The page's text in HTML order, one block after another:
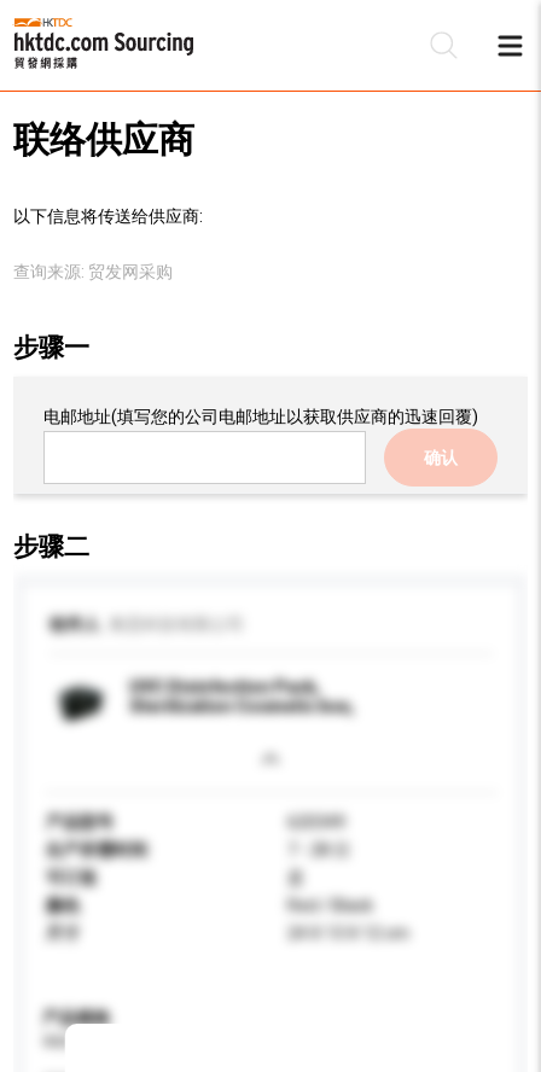
联络供应商
以下信息将传送给供应商:
查询来源: 贸发网采购
步骤一
电邮地址(填写您的公司电邮地址以获取供应商的迅速回覆)
确认
步骤二
收件人
UVC Disinfection Pack,
Sterilization Cosmetic box,
产品型号
620349
生产所需时间
7 - 28 日
可订造
是
颜色
Red / Black
24 X 13 X 12 cm
产品规格